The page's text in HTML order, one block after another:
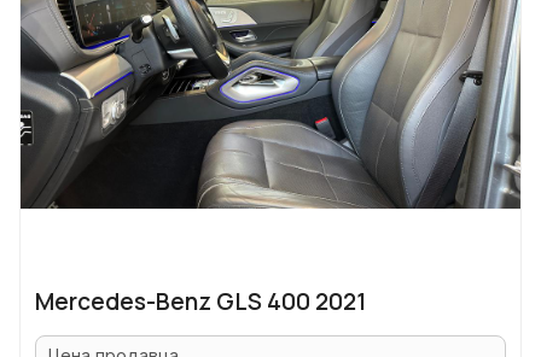
Mercedes-Benz GLS 400 2021